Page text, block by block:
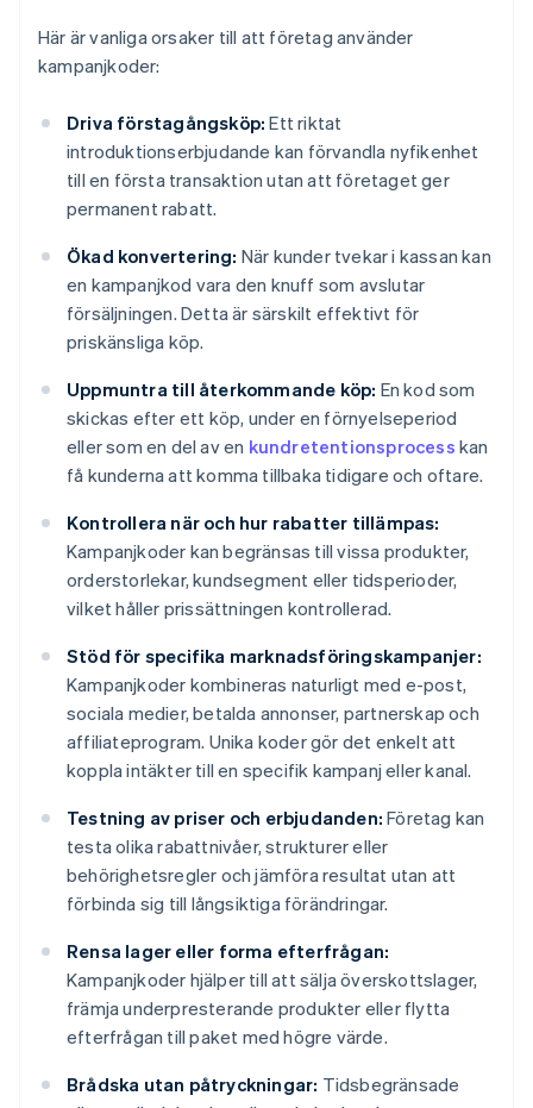
Här är vanliga orsaker till att företag använder
kampanjkoder:
Driva förstagångsköp: Ett riktat
introduktionserbjudande kan förvandla nyfikenhet
till en första transaktion utan att företaget ger
permanent rabatt.
Ökad konvertering: När kunder tvekar i kassan kan
en kampanjkod vara den knuff som avslutar
försäljningen. Detta är särskilt effektivt för
priskänsliga köp.
Uppmuntra till återkommande köp: En kod som
skickas efter ett köp, under en förnyelseperiod
eller som en del av en kundretentionsprocess kan
få kunderna att komma tillbaka tidigare och oftare.
Kontrollera när och hur rabatter tillämpas:
Kampanjkoder kan begränsas till vissa produkter,
orderstorlekar, kundsegment eller tidsperioder,
vilket håller prissättningen kontrollerad.
Stöd för specifika marknadsföringskampanjer:
Kampanjkoder kombineras naturligt med e-post,
sociala medier, betalda annonser, partnerskap och
affiliateprogram. Unika koder gör det enkelt att
koppla intäkter till en specifik kampanj eller kanal.
Testning av priser och erbjudanden: Företag kan
testa olika rabattnivåer, strukturer eller
behörighetsregler och jämföra resultat utan att
förbinda sig till långsiktiga förändringar.
Rensa lager eller forma efterfrågan:
Kampanjkoder hjälper till att sälja överskottslager,
främja underpresterande produkter eller flytta
efterfrågan till paket med högre värde.
Brådska utan påtryckningar: Tidsbegränsade